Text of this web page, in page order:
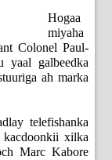
Hogaa
miyaha
Colonel Paul-
yaal galbeedka
ah marka
telefishanka
kacdoonkii xilka
Marc Kabore